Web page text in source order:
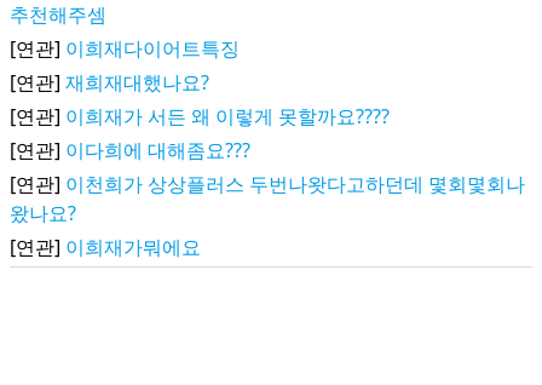
추천해주셈
[연관] 이희재다이어트특징
[연관] 재희재대했나요?
[연관] 이희재가 서든 왜 이렇게 못할까요????
[연관] 이다희에 대해좀요???
[연관] 이천희가 상상플러스 두번나왓다고하던데 몇회몇회나
왔나요?
[연관] 이희재가뭐에요